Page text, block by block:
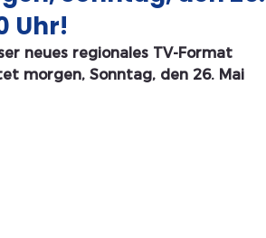
Uhr!
neues regionales TV-Format
morgen, Sonntag, den 26. Mai